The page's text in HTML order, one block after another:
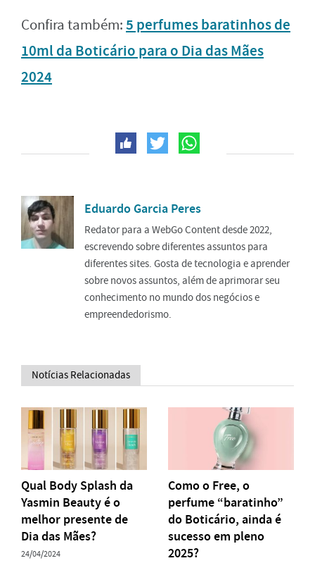
Confira também:5 perfumes baratinhos de
10ml da Boticário para o Dia das Mães
2024
Eduardo Garcia Peres
Redator para a WebGo Content desde 2022,
escrevendo sobre diferentes assuntos para
diferentes sites. Gosta de tecnologia e aprender
sobre novos assuntos, além de aprimorar seu
conhecimento no mundo dos negócios e
empreendedorismo.
Notícias Relacionadas
Qual Body Splash da
Yasmin Beauty é o
melhor presente de
Dia das Mães?
24/04/2024
Como o Free, o
perfume “baratinho”
do Boticário, ainda é
sucesso em pleno
2025?